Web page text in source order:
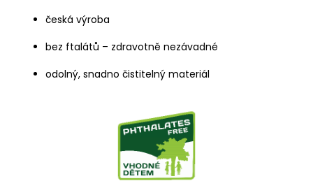
česká výroba
bez ftalátů – zdravotně nezávadné
odolný, snadno čistitelný materiál